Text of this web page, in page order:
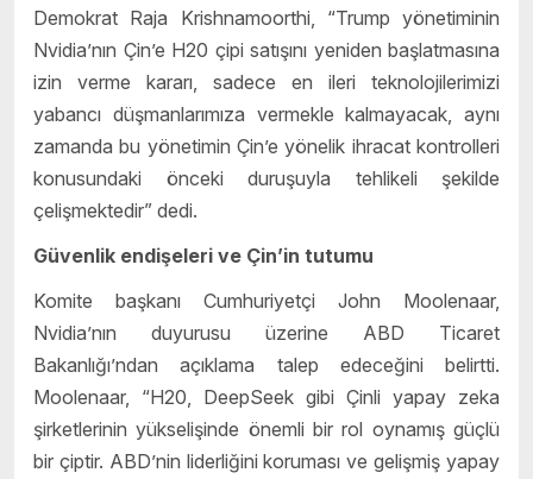
Demokrat Raja Krishnamoorthi, “Trump yönetiminin
Nvidia’nın Çin’e H20 çipi satışını yeniden başlatmasına
izin verme kararı, sadece en ileri teknolojilerimizi
yabancı düşmanlarımıza vermekle kalmayacak, aynı
zamanda bu yönetimin Çin’e yönelik ihracat kontrolleri
konusundaki önceki duruşuyla tehlikeli şekilde
çelişmektedir” dedi.
Güvenlik endişeleri ve Çin’in tutumu
Komite başkanı Cumhuriyetçi John Moolenaar,
Nvidia’nın duyurusu üzerine ABD Ticaret
Bakanlığı’ndan açıklama talep edeceğini belirtti.
Moolenaar, “H20, DeepSeek gibi Çinli yapay zeka
şirketlerinin yükselişinde önemli bir rol oynamış güçlü
bir çiptir. ABD’nin liderliğini koruması ve gelişmiş yapay